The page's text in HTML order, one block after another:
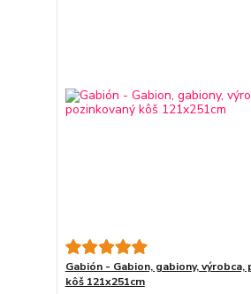
Gabión - Gabion, gabiony, výrobca,
kôš 121x251cm